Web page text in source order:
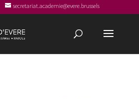
secretariat.academie@evere.brussels